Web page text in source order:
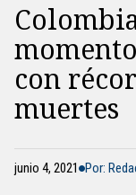
con
muertes
junio 4, 2021 Por: